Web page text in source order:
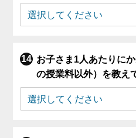
お子さま1人あたりに
の授業料以外）を教え